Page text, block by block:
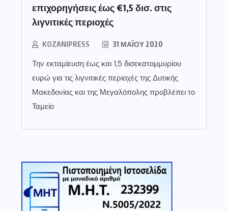
επιχορηγήσεις έως €1,5 δισ. στις
λιγνιτικές περιοχές
KOZANIPRESS 31 ΜΑΪ́ΟΥ 2020
Την εκταμίευση έως και 1,5 δισεκατομμυρίου
ευρώ για τις λιγνιτικές περιοχές της Δυτικής
Μακεδονίας και της Μεγαλόπολης προβλέπει το
Ταμείο